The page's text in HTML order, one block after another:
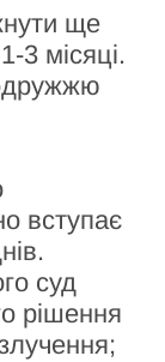
ще
3 місяці.
вступає
суд
рішення